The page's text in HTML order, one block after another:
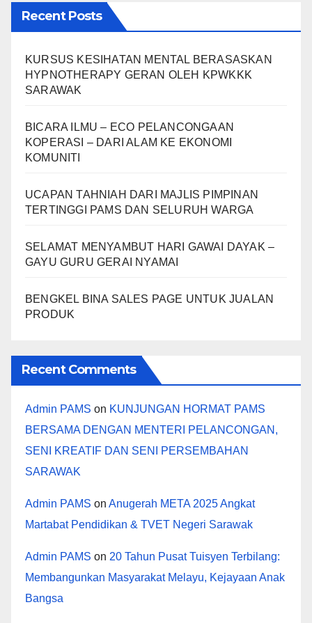
Recent Posts
KURSUS KESIHATAN MENTAL BERASASKAN
HYPNOTHERAPY GERAN OLEH KPWKKK
SARAWAK
BICARA ILMU – ECO PELANCONGAAN
KOPERASI – DARI ALAM KE EKONOMI
KOMUNITI
UCAPAN TAHNIAH DARI MAJLIS PIMPINAN
TERTINGGI PAMS DAN SELURUH WARGA
SELAMAT MENYAMBUT HARI GAWAI DAYAK –
GAYU GURU GERAI NYAMAI
BENGKEL BINA SALES PAGE UNTUK JUALAN
PRODUK
Recent Comments
Admin PAMS on KUNJUNGAN HORMAT PAMS
BERSAMA DENGAN MENTERI PELANCONGAN,
SENI KREATIF DAN SENI PERSEMBAHAN
SARAWAK
Admin PAMS on Anugerah META 2025 Angkat
Martabat Pendidikan & TVET Negeri Sarawak
Admin PAMS on 20 Tahun Pusat Tuisyen Terbilang:
Membangunkan Masyarakat Melayu, Kejayaan Anak
Bangsa